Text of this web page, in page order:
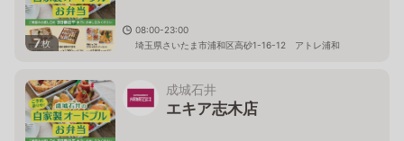
7枚
08:00-23:00
埼玉県さいたま市浦和区高砂1-16-12 アトレ浦和
成城石井
エキア志木店